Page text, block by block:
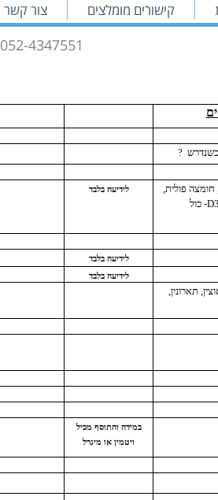
052-4347551
קישורים מומלצים צור קשר
כשנדרש ?
חומצה פולית,
D3- כול
לידיעה בלבד
לידיעה בלבד
לידיעה בלבד
תארונין,
במידה והתוסף מכיל
ויטמין או מינרל